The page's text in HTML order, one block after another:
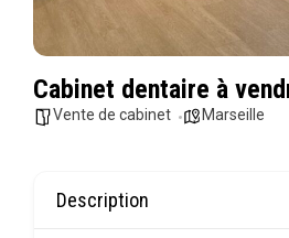
Cabinet dentaire à
Vente de cabinet Marseille
Description